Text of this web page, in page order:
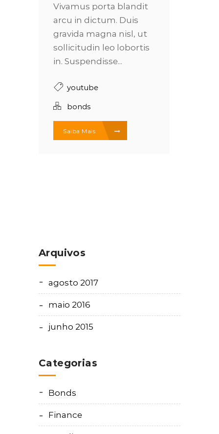
Vivamus porta blandit
arcu in dictum. Duis
gravida magna nisl, ut
sollicitudin leo lobortis
in. Suspendisse...
youtube
bonds
Saiba Mais
Arquivos
agosto 2017
maio 2016
junho 2015
Categorias
Bonds
Finance